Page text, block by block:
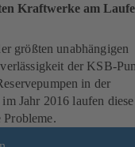
Kraftwerke am
größten unabhängigen
der KSB-
in der
Jahr 2016 laufen diese
Probleme.